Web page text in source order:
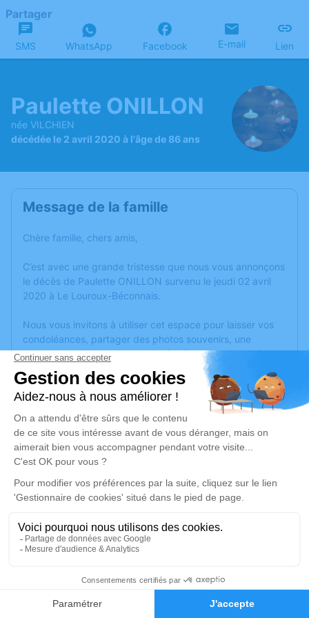
Faire-part Hommages
Partager
SMS WhatsApp Facebook E-mail Lien
Paulette ONILLON
née VILCHIEN
décédée le 2 avril 2020 à l'âge de 86 ans
Message de la famille
Chère famille, chers amis,
C’est avec une grande tristesse que nous vous annonçons
le décès de Paulette ONILLON survenu le jeudi 02 avril
2020 à Le Louroux-Béconnais.
Nous vous invitons à utiliser cet espace pour laisser vos
condoléances, partager des photos souvenirs, une
anecdote ou exprimer vos pensées à travers des poèmes
ou des textes. Cet endroit est un lieu d'expression dédié à
honorer la mémoire de Paulette ONILLON.
Un service de plantation d’arbre hommage estdisponible
lundi 06 avril 2020 à 10h00
Église de Grez-Neuville
49220 Grez-Neuville
Je rends hommage